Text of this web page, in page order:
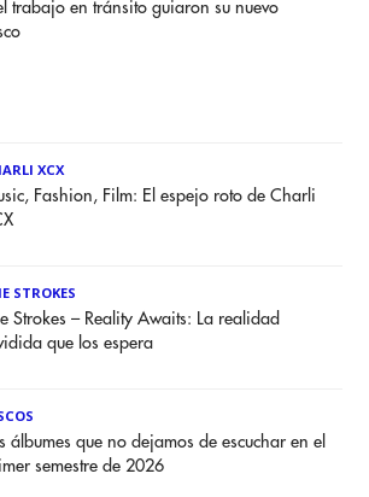
trabajo en tránsito guiaron su nuevo
XCX
Fashion, Film: El espejo roto de Charli
STROKES
Strokes – Reality Awaits: La realidad
que los espera
álbumes que no dejamos de escuchar en el
semestre de 2026